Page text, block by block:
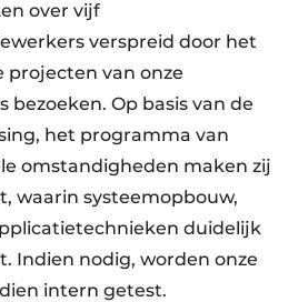
over vijf
verspreid door het
projecten van onze
Op basis van de
het programma van
omstandigheden maken zij
waarin systeemopbouw,
duidelijk
Indien nodig, worden onze
intern getest.